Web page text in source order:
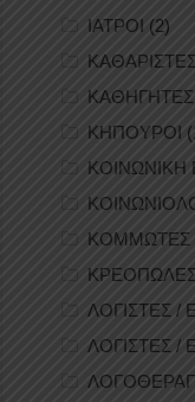
ΙΑΤΡΟΙ (2)
ΚΑΘΗΓΗΤΕΣ
ΚΗΠΟΥΡΟΙ
ΚΟΙΝΩΝΙΚΗ
ΚΟΜΜΩΤΕΣ
ΚΡΕΟΠΩΛΕΣ
ΛΟΓΙΣΤΕΣ /
ΛΟΓΙΣΤΕΣ /